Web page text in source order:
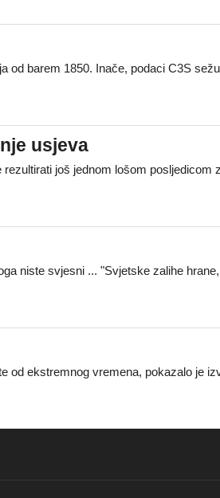
od barem 1850. Inače, podaci C3S
usjeva
još jednom lošom posljedicom
niste svjesni ... "Svjetske zalihe
od ekstremnog vremena, pokazalo je